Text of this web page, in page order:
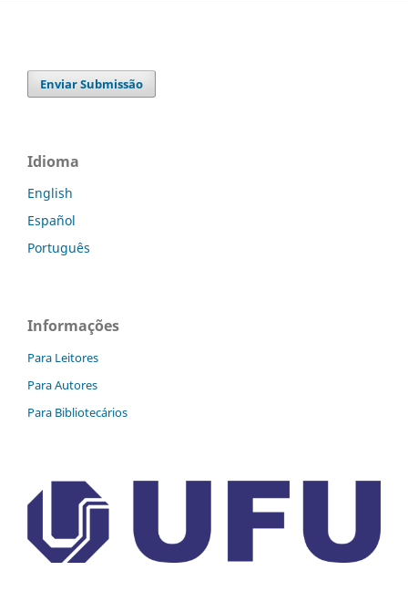
Enviar Submissão
Idioma
English
Español
Português
Informações
Para Leitores
Para Autores
Para Bibliotecários